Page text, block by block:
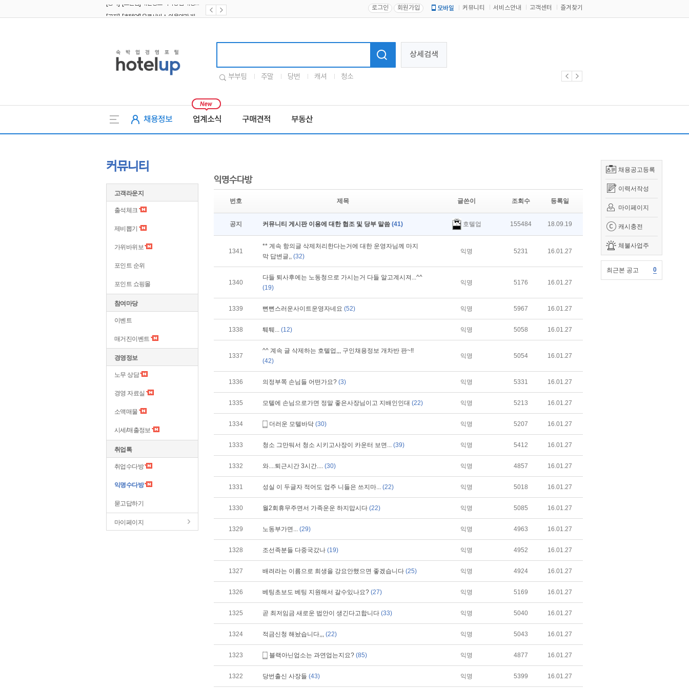
로그인 회원가입 모바일 커뮤니티 서비스안내 고객센터 즐겨찾기
상세검색
부부팀 주말 당번 캐셔 청소
채용정보 업계소식 구매견적 부동산
채용공고등록
이력서작성
마이페이지
캐시충전
체불사업주
최근본 공고 0
커뮤니티
고객라운지
출석체크
제비뽑기
가위바위보
포인트 순위
포인트 쇼핑몰
참여마당
이벤트
매거진이벤트
경영정보
노무 상담
경영 자료실
소액매물
시세/매출정보
취업톡
취업수다방
익명수다방
묻고답하기
마이페이지
익명수다방
번호 제목 글쓴이 조회수 등록일
공지 커뮤니티 게시판 이용에 대한 협조 및 당부 말씀 (41) 호텔업 155484 18.09.19
1341
** 계속 항의글 삭제처리한다는거에 대한 운영자님께 마지
막 답변글,, (32)
익명 5231 16.01.27
1340
다들 퇴사후에는 노동청으로 가시는거 다들 알고계시져...^^
(19)
익명 5176 16.01.27
1339 뻔뻔스러운사이트운영자네요 (52) 익명 5967 16.01.27
1338 퉤퉤... (12) 익명 5058 16.01.27
1337
^^ 계속 글 삭제하는 호텔업,,, 구인채용정보 개차반 판~!!
(42)
익명 5054 16.01.27
1336 의정부쪽 손님들 어떤가요? (3) 익명 5331 16.01.27
1335 모텔에 손님으로가면 정말 좋은사장님이고 지배인인대 (22) 익명 5213 16.01.27
1334 더러운 모텔바닥 (30) 익명 5207 16.01.27
1333 청소 그만둬서 청소 시키고사장이 카운터 보면... (39) 익명 5412 16.01.27
1332 와....퇴근시간 3시간.... (30) 익명 4857 16.01.27
1331 성실 이 두글자 적어도 업주 니들은 쓰지마... (22) 익명 5018 16.01.27
1330 월2회휴무주면서 가족운운 하지맙시다 (22) 익명 5085 16.01.27
1329 노동부가면... (29) 익명 4963 16.01.27
1328 조선족분들 다중국갔나 (19) 익명 4952 16.01.27
1327 배려라는 이름으로 희생을 강요안했으면 좋겠습니다 (25) 익명 4924 16.01.27
1326 베팅초보도 베팅 지원해서 갈수있나요? (27) 익명 5169 16.01.27
1325 곧 최저임금 새로운 법안이 생긴다고합니다 (33) 익명 5040 16.01.27
1324 적금신청 해놨습니다,,, (22) 익명 5043 16.01.27
1323 블랙아닌업소는 과연업는지요? (85) 익명 4877 16.01.27
1322 당번출신 사장들 (43) 익명 5399 16.01.27